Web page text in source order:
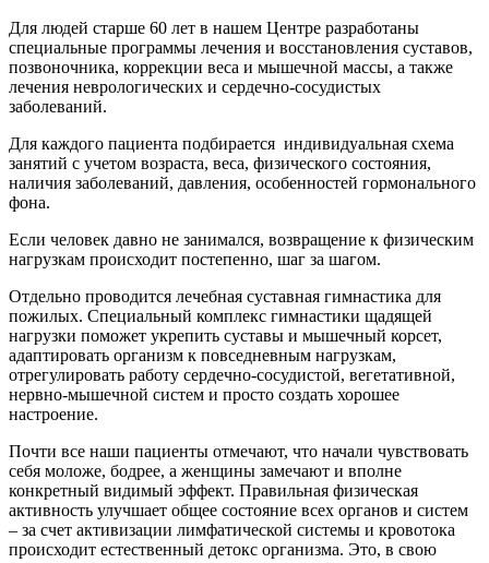
Для людей старше 60 лет в нашем Центре разработаны
специальные программы лечения и восстановления суставов,
позвоночника, коррекции веса и мышечной массы, а также
лечения неврологических и сердечно-сосудистых
заболеваний.
Для каждого пациента подбирается индивидуальная схема
занятий с учетом возраста, веса, физического состояния,
наличия заболеваний, давления, особенностей гормонального
фона.
Если человек давно не занимался, возвращение к физическим
нагрузкам происходит постепенно, шаг за шагом.
Отдельно проводится лечебная суставная гимнастика для
пожилых. Специальный комплекс гимнастики щадящей
нагрузки поможет укрепить суставы и мышечный корсет,
адаптировать организм к повседневным нагрузкам,
отрегулировать работу сердечно-сосудистой, вегетативной,
нервно-мышечной систем и просто создать хорошее
настроение.
Почти все наши пациенты отмечают, что начали чувствовать
себя моложе, бодрее, а женщины замечают и вполне
конкретный видимый эффект. Правильная физическая
активность улучшает общее состояние всех органов и систем
– за счет активизации лимфатической системы и кровотока
происходит естественный детокс организма. Это, в свою